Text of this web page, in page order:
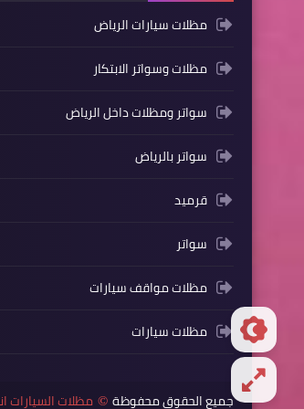
مظلات سيارات الرياض
مظلات وسواتر الابتكار
سواتر ومظلات داخل الرياض
سواتر بالرياض
قرميد
سواتر
مظلات مواقف سيارات
مظلات سيارات
جميع الحقوق محفوظة © مظلات